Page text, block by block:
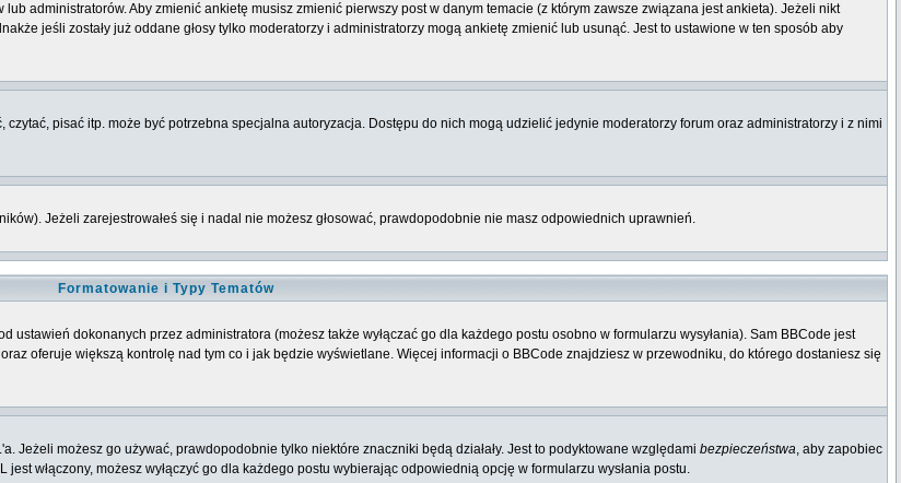
administratorów. Aby zmienić ankietę musisz zmienić pierwszy post w danym temacie (z którym zawsze związana jest ankieta). Jeżeli nikt
jeśli zostały już oddane głosy tylko moderatorzy i administratorzy mogą ankietę zmienić lub usunąć. Jest to ustawione w ten sposób aby
pisać itp. może być potrzebna specjalna autoryzacja. Dostępu do nich mogą udzielić jedynie moderatorzy forum oraz administratorzy i z nimi
Jeżeli zarejestrowałeś się i nadal nie możesz głosować, prawdopodobnie nie masz odpowiednich uprawnień.
Formatowanie i Typy Tematów
dokonanych przez administratora (możesz także wyłączać go dla każdego postu osobno w formularzu wysyłania). Sam BBCode jest
oferuje większą kontrolę nad tym co i jak będzie wyświetlane. Więcej informacji o BBCode znajdziesz w przewodniku, do którego dostaniesz się
Jeżeli możesz go używać, prawdopodobnie tylko niektóre znaczniki będą działały. Jest to podyktowane względami bezpieczeństwa, aby zapobiec
włączony, możesz wyłączyć go dla każdego postu wybierając odpowiednią opcję w formularzu wysłania postu.